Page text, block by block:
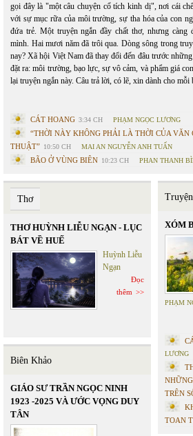
gọi đây là "một câu chuyện cổ tích kinh dị", nơi cái
với sự mục rữa của môi trường, sự tha hóa của con
đứa trẻ. Một truyện ngắn đầy chất thơ, nhưng càng
mình. Hai mươi năm đã trôi qua. Dòng sông trong
nay? Xã hội Việt Nam đã thay đổi đến đâu trước
đặt ra: môi trường, bạo lực, sự vô cảm, và phẩm giá
lại truyện ngắn này. Câu trả lời, có lẽ, xin dành cho mỗi
CÁT HOANG 3:34 CH PHẠM NGỌC LƯƠNG
“THỜI NÀY KHÔNG PHẢI LÀ THỜI CỦA VĂN
THUẬT” 10:50 CH MAI AN NGUYỄN ANH TUẤN
BÃO Ở VÙNG BIÊN 10:23 CH PHAN THANH
Thơ
THƠ HUỲNH LIỄU NGẠN - LỤC
BÁT VỀ HUẾ
Huỳnh Liễu
Ngạn
Đọc
thêm
Biên Khảo
GIÁO SƯ TRẦN NGỌC NINH
1923 -2025 VÀ ƯỚC VỌNG DUY
TÂN
XÓM
PHẠM
LƯƠNG
TRÊN
TOAN